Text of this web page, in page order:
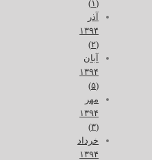
آذر
۱۳۹۴
آبان
۱۳۹۴
مهر
۱۳۹۴
خرداد
۱۳۹۴